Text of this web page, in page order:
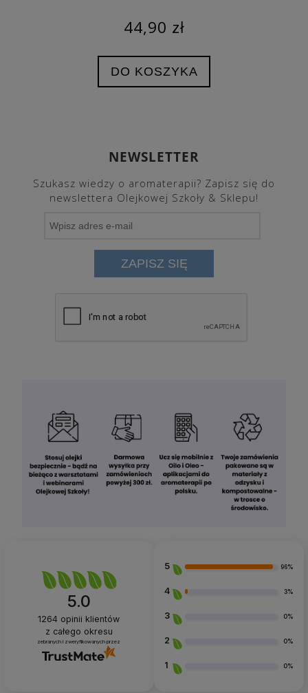
44,90 zł
DO KOSZYKA
NEWSLETTER
Szukasz wiedzy o aromaterapii? Zapisz się do
newslettera Olejkowej Szkoły & Sklepu!
ZAPISZ SIĘ
5.0
1264 opinii klientów
z całego okresu
zebranych i zweryfikowanych przez
5 96%
4 3%
3 0%
2 0%
1 0%